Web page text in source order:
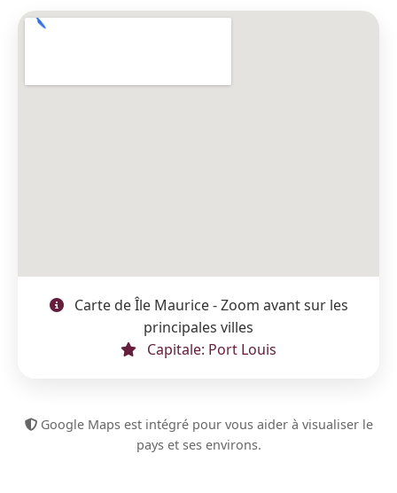
Carte de Île Maurice - Zoom avant sur les
principales villes
Capitale: Port Louis
Google Maps est intégré pour vous aider à visualiser le
pays et ses environs.